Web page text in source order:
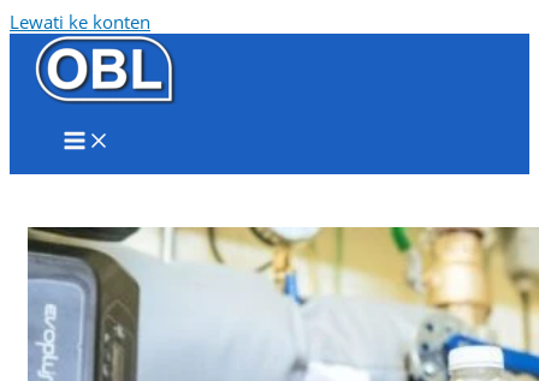
Lewati ke konten